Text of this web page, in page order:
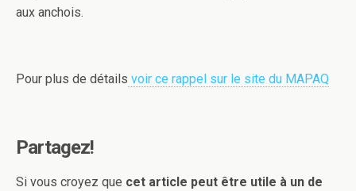
aux anchois.
Pour plus de détails voir ce rappel sur le site du MAPAQ
Partagez!
Si vous croyez que cet article peut être utile à un de